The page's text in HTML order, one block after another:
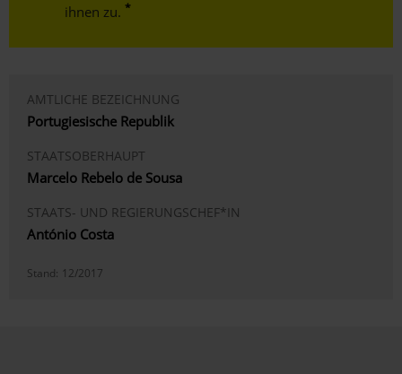
ihnen zu.
AMTLICHE BEZEICHNUNG
Portugiesische Republik
STAATSOBERHAUPT
Marcelo Rebelo de Sousa
STAATS- UND REGIERUNGSCHEF*IN
António Costa
Stand: 12/2017